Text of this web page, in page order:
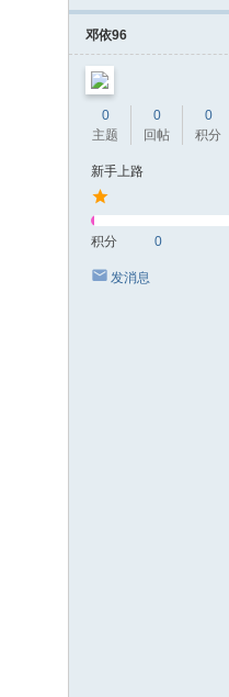
邓依96
0
主题
0
回帖
0
积分
新手上路
积分 0
发消息